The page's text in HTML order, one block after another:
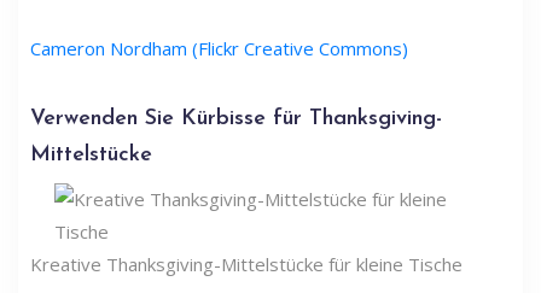
Cameron Nordham (Flickr Creative Commons)
Verwenden Sie Kürbisse für Thanksgiving-
Mittelstücke
Kreative Thanksgiving-Mittelstücke für kleine Tische